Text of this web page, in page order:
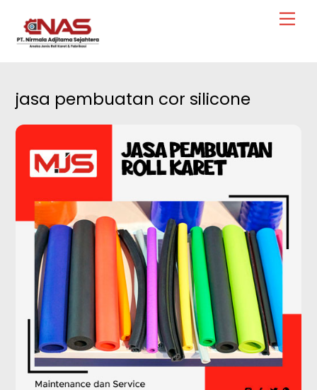
content
jasa pembuatan cor silicone